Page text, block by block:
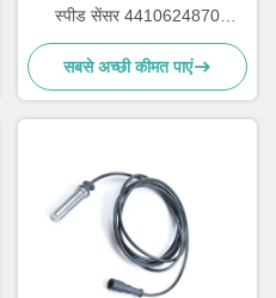
स्पीड सेंसर 4410624870
4410329410 0035423518
सबसे अच्छी कीमत पाएं